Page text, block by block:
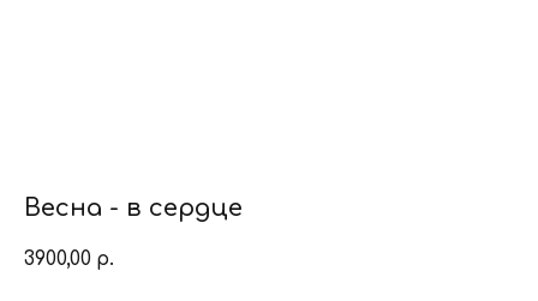
Весна - в сердце
3900,00 р.